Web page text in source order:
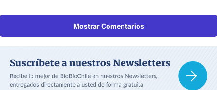
Mostrar Comentarios